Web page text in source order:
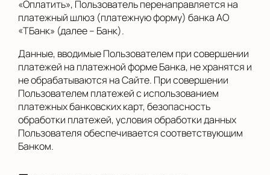
«Оплатить», Пользователь перенаправляется на
платежный шлюз (платежную форму) банка АО
«ТБанк» (далее – Банк).
Данные, вводимые Пользователем при совершении
платежей на платежной форме Банка, не хранятся и
не обрабатываются на Сайте. При совершении
Пользователем платежей с использованием
платежных банковских карт, безопасность
обработки платежей, условия обработки данных
Пользователя обеспечивается соответствующим
Банком.